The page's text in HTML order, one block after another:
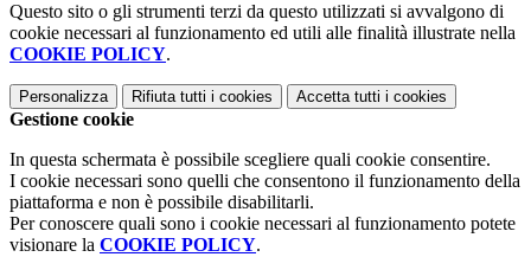
Questo sito o gli strumenti terzi da questo utilizzati si avvalgono di
cookie necessari al funzionamento ed utili alle finalità illustrate nella
COOKIE POLICY.
Personalizza Rifiuta tutti i cookies Accetta tutti i cookies
Gestione cookie
In questa schermata è possibile scegliere quali cookie consentire.
I cookie necessari sono quelli che consentono il funzionamento della
piattaforma e non è possibile disabilitarli.
Per conoscere quali sono i cookie necessari al funzionamento potete
visionare la COOKIE POLICY.